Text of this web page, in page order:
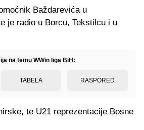
Baždarevića u
je radio u Borcu, Tekstilcu i u
na temu WWin liga BiH:
TABELA RASPORED
te U21 reprezentacije Bosne